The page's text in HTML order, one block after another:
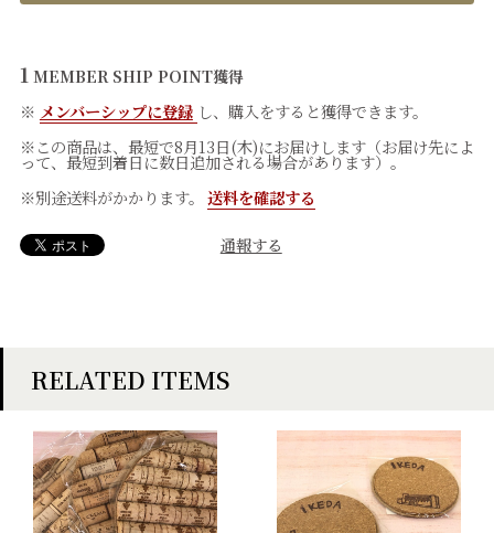
1 MEMBER SHIP POINT獲得
※ メンバーシップに登録 し、購入をすると獲得できます。
※この商品は、最短で8月13日(木)にお届けします（お届け先によ
って、最短到着日に数日追加される場合があります）。
※別途送料がかかります。 送料を確認する
通報する
RELATED ITEMS